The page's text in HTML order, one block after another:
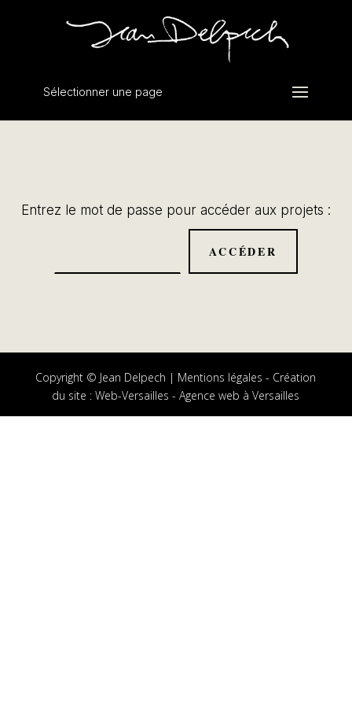
Sélectionner une page
Entrez le mot de passe pour accéder aux projets :
Copyright © Jean Delpech | Mentions légales - Création
du site :Web-Versailles - Agence web à Versailles